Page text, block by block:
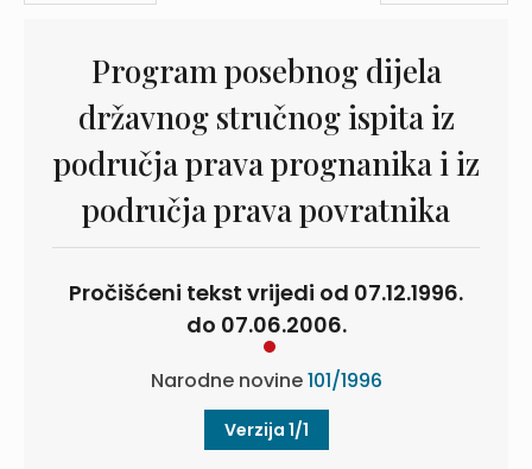
Program posebnog dijela
državnog stručnog ispita iz
područja prava prognanika i iz
područja prava povratnika
Pročišćeni tekst vrijedi od 07.12.1996.
do 07.06.2006.
Narodne novine101/1996
Verzija 1/1